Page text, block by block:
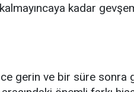
kadar
gerin ve bir süre sonra